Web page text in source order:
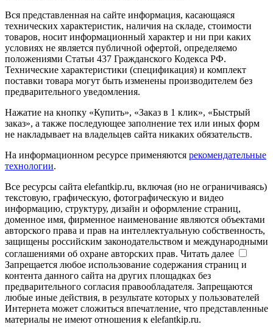
Вся представленная на сайте информация, касающаяся
технических характеристик, наличия на складе, стоимости
товаров, носит информационный характер и ни при каких
условиях не является публичной офертой, определяемо
положениями Статьи 437 Гражданского Кодекса РФ.
Технические характеристики (спецификация) и комплект
поставки товара могут быть изменены производителем без
предварительного уведомления.
Нажатие на кнопку «Купить», «Заказ в 1 клик», «Быстрый
заказ», а также последующее заполнение тех или иных форм
не накладывает на владельцев сайта никаких обязательств.
На информационном ресурсе применяются рекомендательные
технологии.
Все ресурсы сайта elefantkip.ru, включая (но не ограничиваясь)
текстовую, графическую, фотографическую и видео
информацию, структуру, дизайн и оформление страниц,
доменное имя, фирменное наименование являются объектами
авторского права и прав на интеллектуальную собственность,
защищены российским законодательством и международными
соглашениями об охране авторских прав. Читать далее
Запрещается любое использование содержания страниц и
контента данного сайта на других площадках без
предварительного согласия правообладателя. Запрещаются
любые иные действия, в результате которых у пользователей
Интернета может сложиться впечатление, что представленные
материалы не имеют отношения к elefantkip.ru.